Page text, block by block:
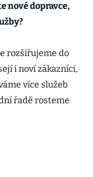
nové dopravce,
rozšiřujeme do
i noví zákazníci,
více služeb
řadě rosteme